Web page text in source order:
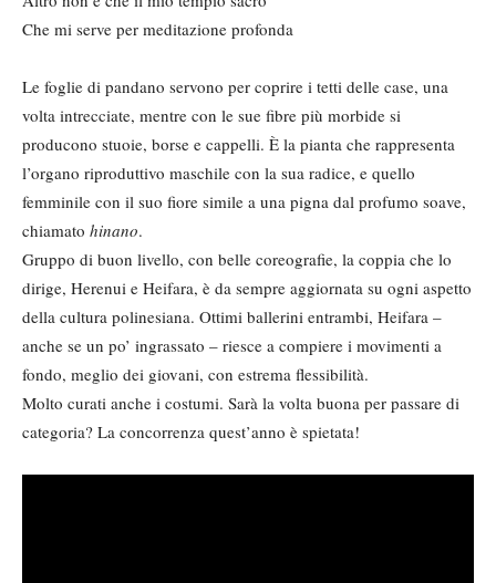
Che mi serve per meditazione profonda
Le foglie di pandano servono per coprire i tetti delle case, una
volta intrecciate, mentre con le sue fibre più morbide si
producono stuoie, borse e cappelli. È la pianta che rappresenta
l’organo riproduttivo maschile con la sua radice, e quello
femminile con il suo fiore simile a una pigna dal profumo soave,
chiamato hinano.
Gruppo di buon livello, con belle coreografie, la coppia che lo
dirige, Herenui e Heifara, è da sempre aggiornata su ogni aspetto
della cultura polinesiana. Ottimi ballerini entrambi, Heifara –
anche se un po’ ingrassato – riesce a compiere i movimenti a
fondo, meglio dei giovani, con estrema flessibilità.
Molto curati anche i costumi. Sarà la volta buona per passare di
categoria? La concorrenza quest’anno è spietata!